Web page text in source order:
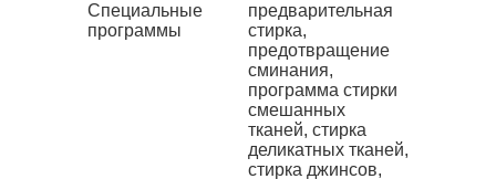
Специальные
программы
предварительная
стирка,
предотвращение
сминания,
программа стирки
смешанных
тканей, стирка
деликатных тканей,
стирка джинсов,